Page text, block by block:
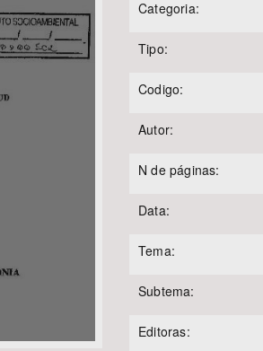
Área Protegida
Categoria:
Tipo:
Codigo:
Autor:
N de páginas:
Data:
Tema:
Subtema:
Editoras: